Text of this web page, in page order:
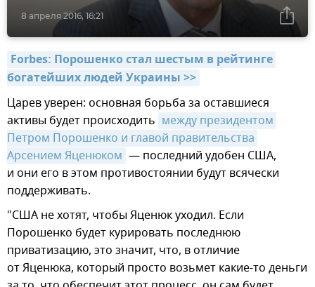
8 апреля 2016, 16:21
Forbes: Порошенко стал шестым в рейтинге
богатейших людей Украины >>
Царев уверен: основная борьба за оставшиеся
активы будет происходить между президентом
Петром Порошенко и главой правительства
Арсением Яценюком — последний удобен США,
и они его в этом противостоянии будут всячески
поддерживать.
"США не хотят, чтобы Яценюк уходил. Если
Порошенко будет курировать последнюю
приватизацию, это значит, что, в отличие
от Яценюка, который просто возьмет какие-то деньги